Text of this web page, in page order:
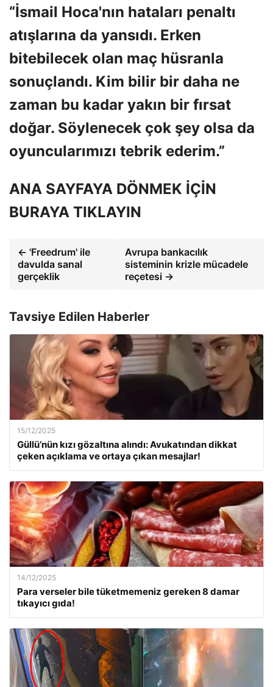
“İsmail Hoca'nın hataları penaltı
atışlarına da yansıdı. Erken
bitebilecek olan maç hüsranla
sonuçlandı. Kim bilir bir daha ne
zaman bu kadar yakın bir fırsat
doğar. Söylenecek çok şey olsa da
oyuncularımızı tebrik ederim.”
ANA SAYFAYA DÖNMEK İÇİN
BURAYA TIKLAYIN
← 'Freedrum' ile
davulda sanal
gerçeklik
Avrupa bankacılık
sisteminin krizle mücadele
reçetesi →
Tavsiye Edilen Haberler
15/12/2025
Güllü’nün kızı gözaltına alındı: Avukatından dikkat
çeken açıklama ve ortaya çıkan mesajlar!
14/12/2025
Para verseler bile tüketmemeniz gereken 8 damar
tıkayıcı gıda!